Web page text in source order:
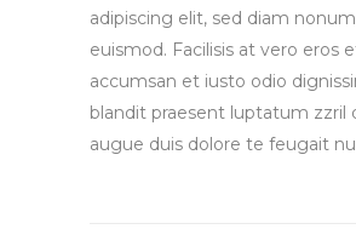
adipiscing elit, sed diam
euismod. Facilisis at vero eros
accumsan et iusto odio
blandit praesent luptatum zzril
augue duis dolore te feugait